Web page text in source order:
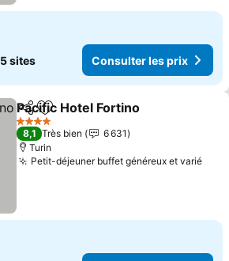
5 sites Consulter les prix
PartagerAjouter à mes favoris
Pacific Hotel Fortino
4 Étoiles
8,1 Très bien
6 631
Turin
Petit-déjeuner buffet généreux et varié